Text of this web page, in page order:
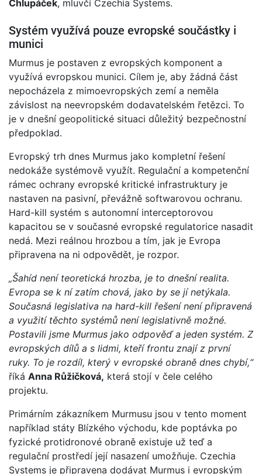
Chlupáček, mluvčí Czechia Systems.
Systém využívá pouze evropské součástky i
munici
Murmus je postaven z evropských komponent a
využívá evropskou munici. Cílem je, aby žádná část
nepocházela z mimoevropských zemí a neměla
závislost na neevropském dodavatelském řetězci. To
je v dnešní geopolitické situaci důležitý bezpečnostní
předpoklad.
Evropský trh dnes Murmus jako kompletní řešení
nedokáže systémově využít. Regulační a kompetenční
rámec ochrany evropské kritické infrastruktury je
nastaven na pasivní, převážně softwarovou ochranu.
Hard-kill systém s autonomní interceptorovou
kapacitou se v současné evropské regulatorice nasadit
nedá. Mezi reálnou hrozbou a tím, jak je Evropa
připravena na ni odpovědět, je rozpor.
„Šahíd není teoretická hrozba, je to dnešní realita.
Evropa se k ní zatím chová, jako by se jí netýkala.
Současná legislativa na hard-kill řešení není připravená
a využití těchto systémů není legislativně možné.
Postavili jsme Murmus jako odpověď a jeden systém. Z
evropských dílů a s lidmi, kteří frontu znají z první
ruky. To je rozdíl, který v evropské obraně dnes chybí,“
říká Anna Růžičková, která stojí v čele celého
projektu.
Primárním zákazníkem Murmusu jsou v tento moment
například státy Blízkého východu, kde poptávka po
fyzické protidronové obraně existuje už teď a
regulační prostředí její nasazení umožňuje. Czechia
Systems je připravena dodávat Murmus i evropským